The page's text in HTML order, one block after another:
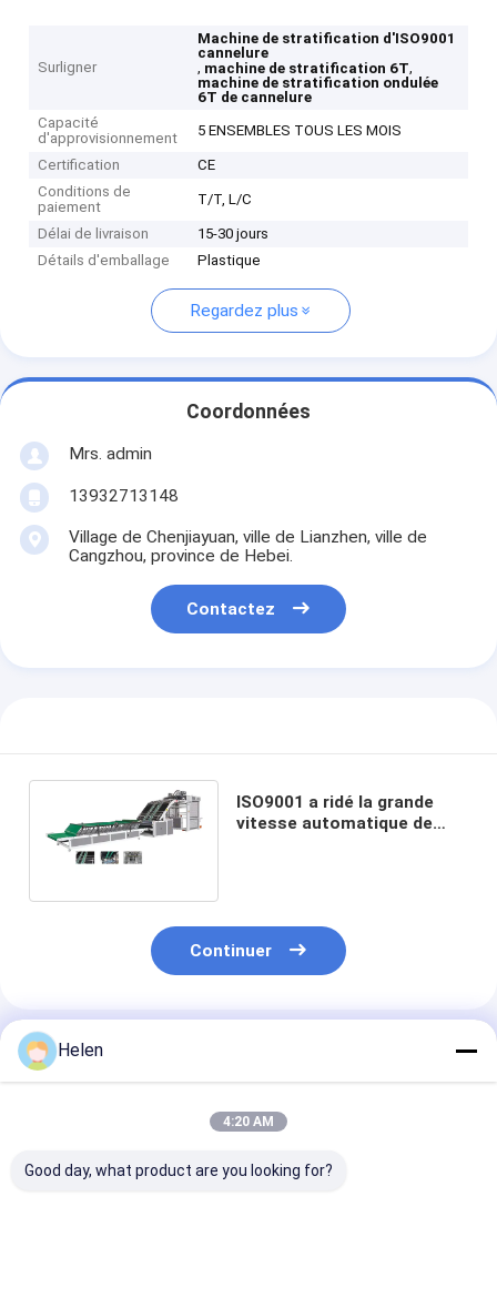
Surligner
Machine de stratification d'ISO9001
cannelure
, machine de stratification 6T,
machine de stratification ondulée
6T de cannelure
Capacité
d'approvisionnement
5 ENSEMBLES TOUS LES MOIS
Certification
CE
Conditions de
paiement
T/T, L/C
Délai de livraison
15-30 jours
Détails d'emballage
Plastique
Regardez plus
Coordonnées
Mrs. admin
13932713148
Village de Chenjiayuan, ville de Lianzhen, ville de
Cangzhou, province de Hebei.
Contactez
ISO9001 a ridé la grande
vitesse automatique de
Continuer
Produits Recommandés
Helen
4:20 AM
Good day, what product are you looking for?